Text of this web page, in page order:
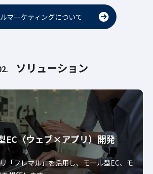
マーケティングについて
ソリューション
EC（ウェブ×アプリ）開発
「フレマル」を活用し、モール型EC、モ